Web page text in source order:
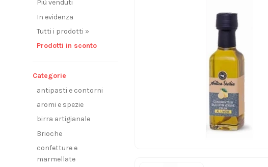
Più venduti
In evidenza
Tutti i prodotti »
Prodotti in sconto
Categorie
antipasti e contorni
aromi e spezie
birra artigianale
Brioche
confetture e
marmellate